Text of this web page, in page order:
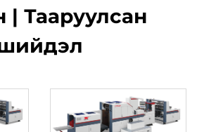
Тааруулсан